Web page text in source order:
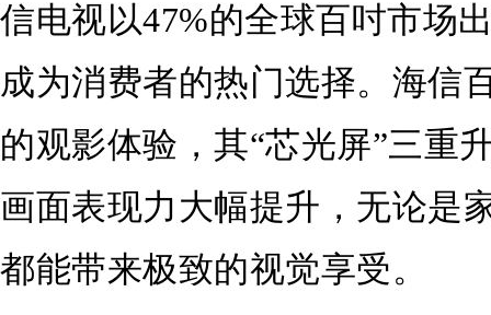
信电视以47%的全球百吋市场
成为消费者的热门选择。海信
的观影体验，其“芯光屏”三重
画面表现力大幅提升，无论是
都能带来极致的视觉享受。